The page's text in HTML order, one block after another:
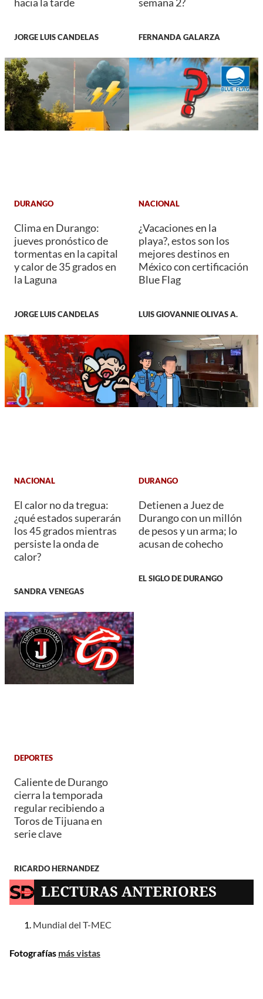
JORGE LUIS CANDELAS FERNANDA GALARZA
DURANGO
Clima en Durango:
jueves pronóstico de
tormentas en la capital
y calor de 35 grados en
la Laguna
JORGE LUIS CANDELAS
NACIONAL
¿Vacaciones en la
playa?, estos son los
mejores destinos en
México con certificación
Blue Flag
LUIS GIOVANNIE OLIVAS A.
NACIONAL
El calor no da tregua:
¿qué estados superarán
los 45 grados mientras
persiste la onda de
calor?
SANDRA VENEGAS
DURANGO
Detienen a Juez de
Durango con un millón
de pesos y un arma; lo
acusan de cohecho
EL SIGLO DE DURANGO
DEPORTES
Caliente de Durango
cierra la temporada
regular recibiendo a
Toros de Tijuana en
serie clave
RICARDO HERNANDEZ
LECTURAS ANTERIORES
Mundial del T-MEC
Fotografías más vistas